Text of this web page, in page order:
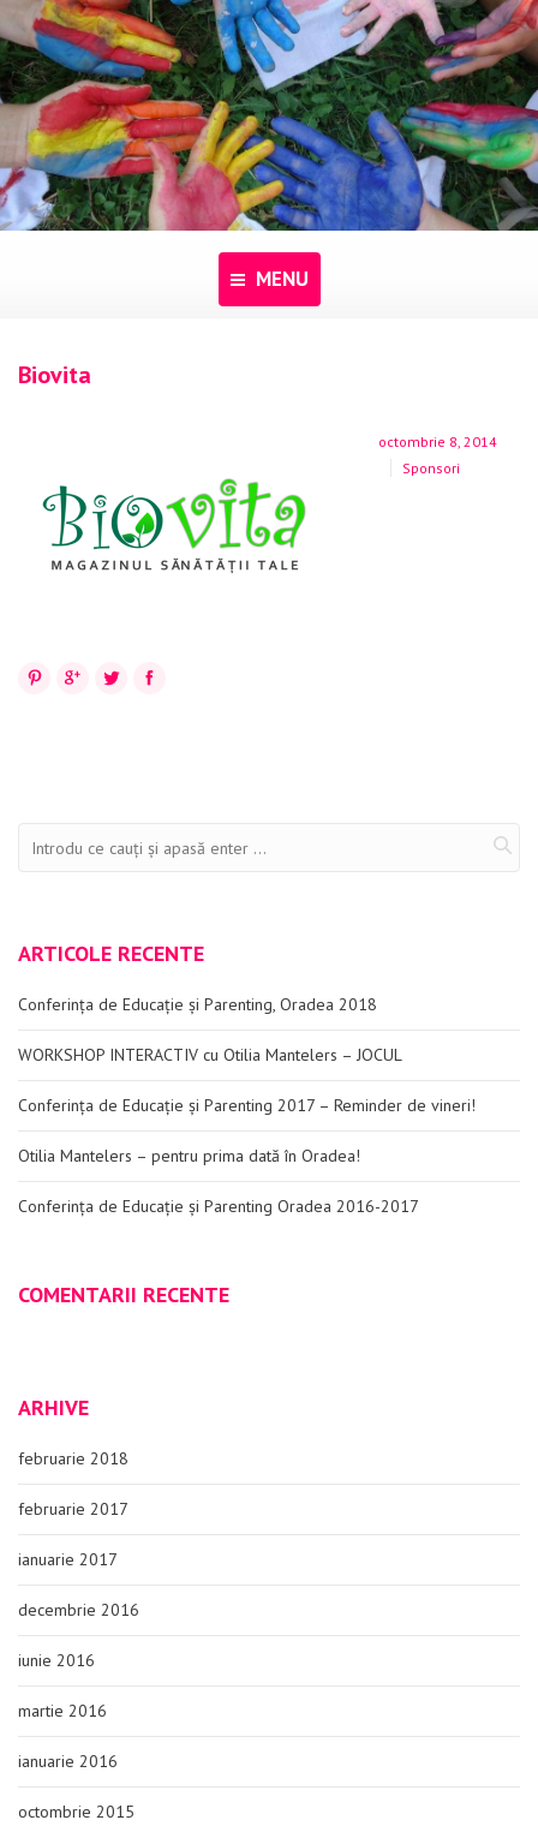
MENU
Pentru dascăli
Evenimente
Biovita
octombrie 8, 2014
Sponsori
Facebook
Twitter
Google+
Pinterest
ARTICOLE RECENTE
Conferința de Educație și Parenting, Oradea 2018
WORKSHOP INTERACTIV cu Otilia Mantelers – JOCUL
Conferința de Educație și Parenting 2017 – Reminder de vineri!
Otilia Mantelers – pentru prima dată în Oradea!
Conferința de Educație și Parenting Oradea 2016-2017
COMENTARII RECENTE
ARHIVE
februarie 2018
februarie 2017
ianuarie 2017
decembrie 2016
iunie 2016
martie 2016
ianuarie 2016
octombrie 2015